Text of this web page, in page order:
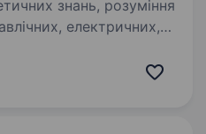
знань, розуміння
електричних,